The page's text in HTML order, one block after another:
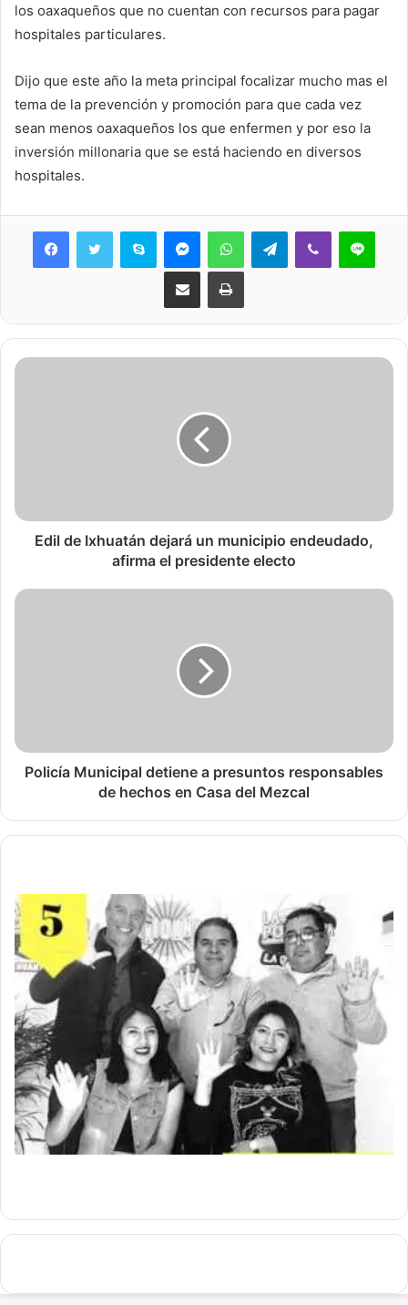
los oaxaqueños que no cuentan con recursos para pagar
hospitales particulares.
Dijo que este año la meta principal focalizar mucho mas el
tema de la prevención y promoción para que cada vez
sean menos oaxaqueños los que enfermen y por eso la
inversión millonaria que se está haciendo en diversos
hospitales.
Skype MessengerWhatsAppTelegramViber Line
Share via Email Print
Edil de Ixhuatán dejará un municipio endeudado,
afirma el presidente electo
Policía Municipal detiene a presuntos responsables
de hechos en Casa del Mezcal